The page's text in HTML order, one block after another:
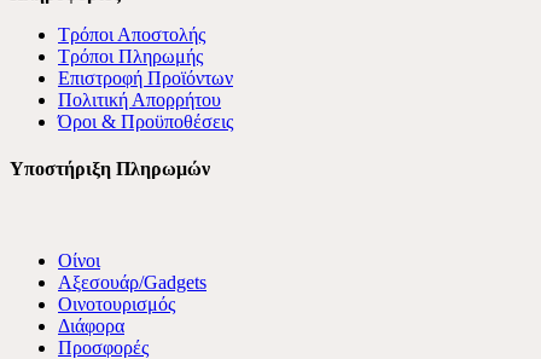
Τρόποι Αποστολής
Τρόποι Πληρωμής
Επιστροφή Προϊόντων
Πολιτική Απορρήτου
Όροι & Προϋποθέσεις
Υποστήριξη Πληρωμών
Οίνοι
Αξεσουάρ/Gadgets
Οινοτουρισμός
Διάφορα
Προσφορές